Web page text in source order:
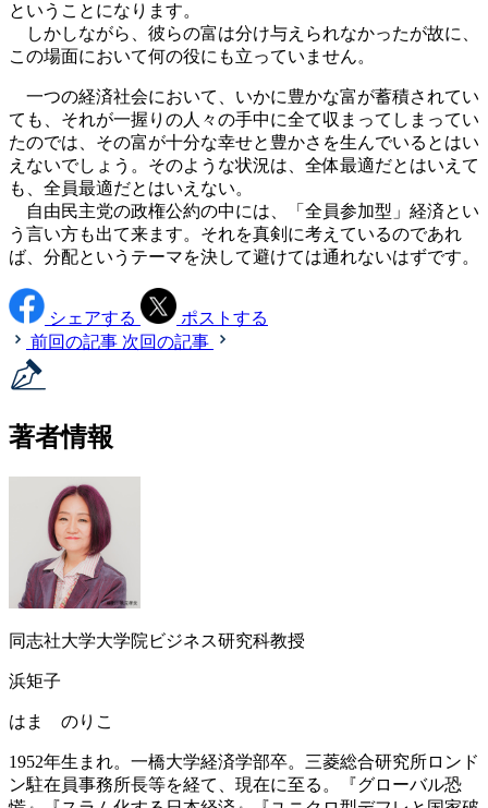
ということになります。
しかしながら、彼らの富は分け与えられなかったが故に、
この場面において何の役にも立っていません。
一つの経済社会において、いかに豊かな富が蓄積されてい
ても、それが一握りの人々の手中に全て収まってしまってい
たのでは、その富が十分な幸せと豊かさを生んでいるとはい
えないでしょう。そのような状況は、全体最適だとはいえて
も、全員最適だとはいえない。
自由民主党の政権公約の中には、「全員参加型」経済とい
う言い方も出て来ます。それを真剣に考えているのであれ
ば、分配というテーマを決して避けては通れないはずです。
シェアする
ポストする
前回の記事 次回の記事
著者情報
同志社大学大学院ビジネス研究科教授
浜矩子
はま のりこ
1952年生まれ。一橋大学経済学部卒。三菱総合研究所ロンド
ン駐在員事務所長等を経て、現在に至る。『グローバル恐